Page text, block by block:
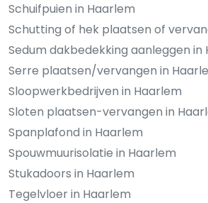
Schuifpuien in Haarlem
Schutting of hek plaatsen of
Sedum dakbedekking aanleggen in
Serre plaatsen/vervangen in
Sloopwerkbedrijven in Haarlem
Sloten plaatsen-vervangen in
Spanplafond in Haarlem
Spouwmuurisolatie in Haarlem
Stukadoors in Haarlem
Tegelvloer in Haarlem